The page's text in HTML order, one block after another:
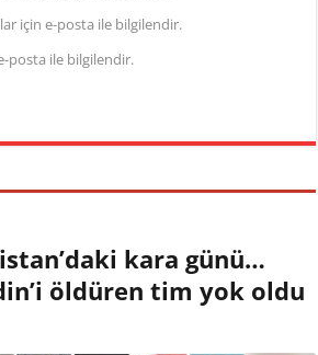
için e-posta ile bilgilendir.
posta ile bilgilendir.
kara günü…
öldüren tim yok oldu